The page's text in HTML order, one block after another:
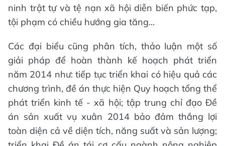
ninh trật tự và tệ nạn xã hội diễn biến phức tạp,
tội phạm có chiều hướng gia tăng...
Các đại biểu cũng phân tích, thảo luận một số
giải pháp để hoàn thành kế hoạch phát triển
năm 2014 như: tiếp tục triển khai có hiệu quả các
chương trình, đề án thực hiện Quy hoạch tổng thể
phát triển kinh tế - xã hội; tập trung chỉ đạo Đề
án sản xuất vụ xuân 2014 bảo đảm thắng lợi
toàn diện cả về diện tích, năng suất và sản lượng;